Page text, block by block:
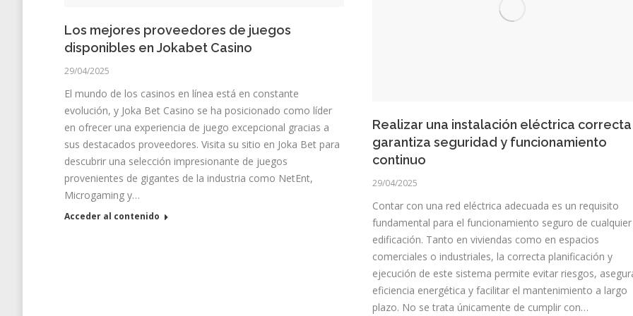
Los mejores proveedores de juegos
disponibles en Jokabet Casino
29/04/2025
El mundo de los casinos en línea está en constante
evolución, y Joka Bet Casino se ha posicionado como líder
en ofrecer una experiencia de juego excepcional gracias a
sus destacados proveedores. Visita su sitio en Joka Bet para
descubrir una selección impresionante de juegos
provenientes de gigantes de la industria como NetEnt,
Microgaming y…
Acceder al contenido
Realizar una instalación eléctrica correcta
garantiza seguridad y funcionamiento
continuo
29/04/2025
Contar con una red eléctrica adecuada es un requisito
fundamental para el funcionamiento seguro de cualquier
edificación. Tanto en viviendas como en espacios
comerciales o industriales, la correcta planificación y
ejecución de este sistema permite evitar riesgos,
eficiencia energética y facilitar el mantenimiento a largo
plazo. No se trata únicamente de cumplir con…